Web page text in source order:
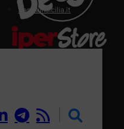
Sanitainsicilia.it